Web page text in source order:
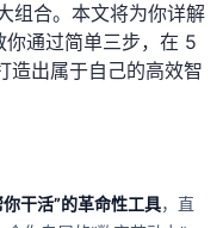
组合。本文将为你详解
你通过简单三步，在 5
造出属于自己的高效智
你干活”的革命性工具，直